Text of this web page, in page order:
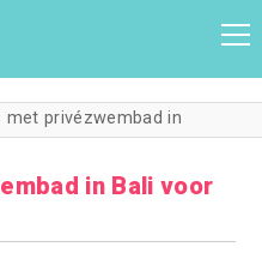
in Bali voor